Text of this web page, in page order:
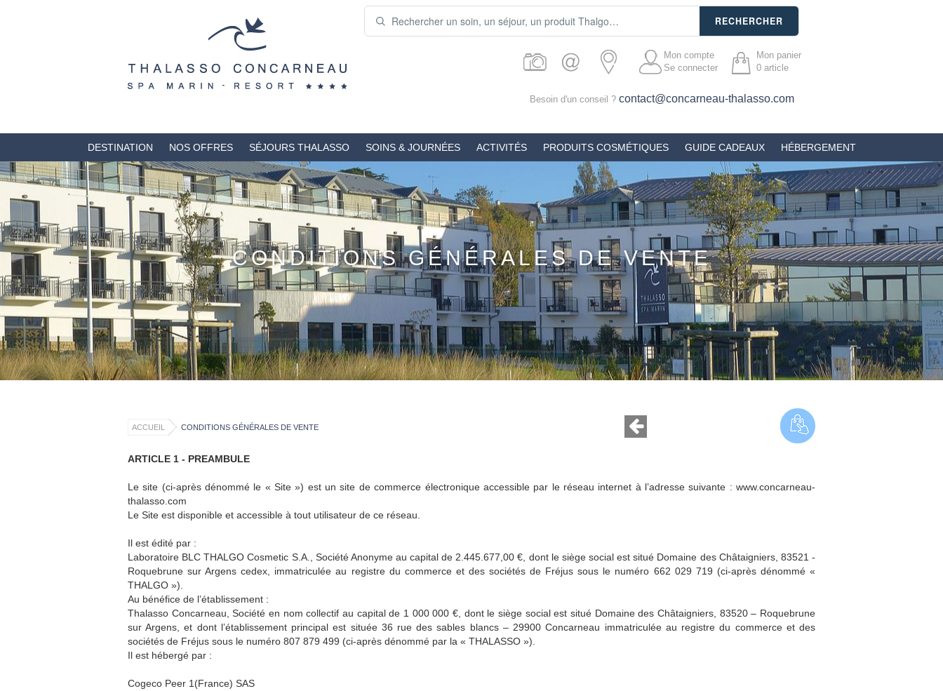
DESTINATION NOS OFFRES SÉJOURS THALASSO SOINS & JOURNÉES ACTIVITÉS PRODUITS COSMÉTIQUES GUIDE CADEAUX HÉBERGEMENT
Besoin d'un conseil ? contact@concarneau-thalasso.com
RECHERCHER
Mon compte
Se connecter
Mon panier
0 article
CONDITIONS GÉNÉRALES DE VENTE
ACCUEIL CONDITIONS GÉNÉRALES DE VENTE
ARTICLE 1 - PREAMBULE
Le site (ci-après dénommé le « Site ») est un site de commerce électronique accessible par le réseau internet à l’adresse suivante : www.concarneau-
thalasso.com
Le Site est disponible et accessible à tout utilisateur de ce réseau.
Il est édité par :
Laboratoire BLC THALGO Cosmetic S.A., Société Anonyme au capital de 2.445.677,00 €, dont le siège social est situé Domaine des Châtaigniers, 83521 -
Roquebrune sur Argens cedex, immatriculée au registre du commerce et des sociétés de Fréjus sous le numéro 662 029 719 (ci-après dénommé «
THALGO »).
Au bénéfice de l’établissement :
Thalasso Concarneau, Société en nom collectif au capital de 1 000 000 €, dont le siège social est situé Domaine des Châtaigniers, 83520 – Roquebrune
sur Argens, et dont l’établissement principal est située 36 rue des sables blancs – 29900 Concarneau immatriculée au registre du commerce et des
sociétés de Fréjus sous le numéro 807 879 499 (ci-après dénommé par la « THALASSO »).
Il est hébergé par :
Cogeco Peer 1(France) SAS